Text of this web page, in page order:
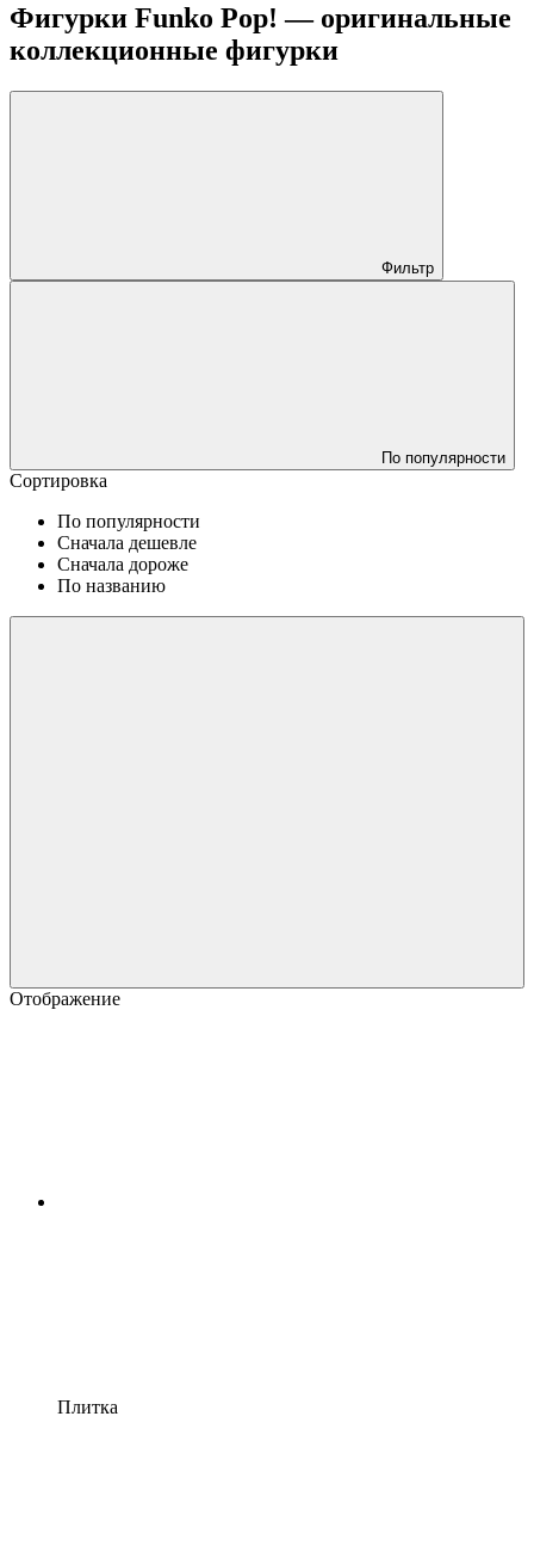
Фигурки Funko Pop! — оригинальные
коллекционные фигурки
Фильтр
По популярности
Сортировка
По популярности
Сначала дешевле
Сначала дороже
По названию
Отображение
Плитка